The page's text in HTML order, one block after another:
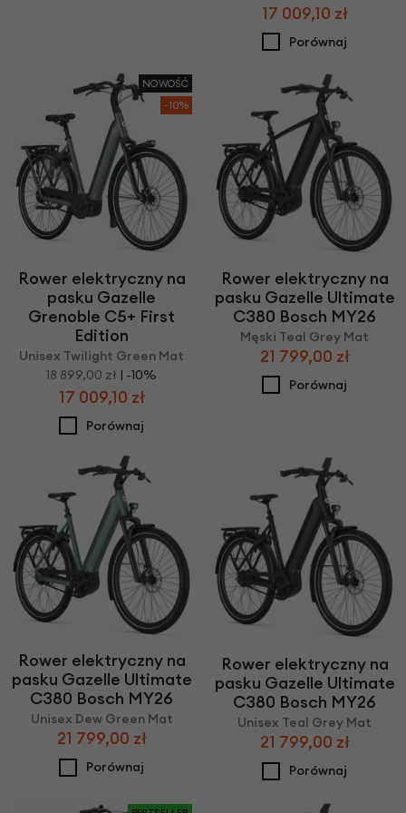
17 009,10 zł
Porównaj
NOWOŚĆ
-10%
Rower elektryczny na
pasku Gazelle
Grenoble C5+ First
Edition
Unisex Twilight Green Mat
18 899,00 zł | -10%
17 009,10 zł
Porównaj
Rower elektryczny na
pasku Gazelle Ultimate
C380 Bosch MY26
Męski Teal Grey Mat
21 799,00 zł
Porównaj
Rower elektryczny na
pasku Gazelle Ultimate
C380 Bosch MY26
Unisex Dew Green Mat
21 799,00 zł
Porównaj
Rower elektryczny na
pasku Gazelle Ultimate
C380 Bosch MY26
Unisex Teal Grey Mat
21 799,00 zł
Porównaj